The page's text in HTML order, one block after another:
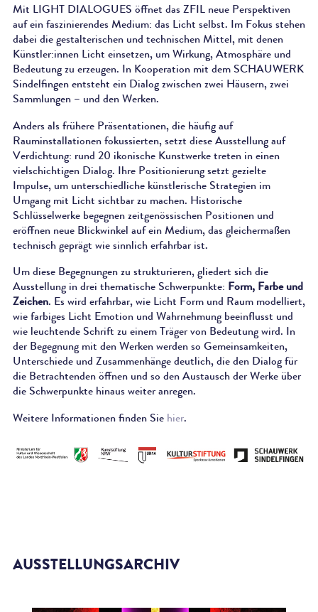
Mit LIGHT DIALOGUES öffnet das ZFIL neue Perspektiven
auf ein faszinierendes Medium: das Licht selbst. Im Fokus stehen
dabei die gestalterischen und technischen Mittel, mit denen
Künstler:innen Licht einsetzen, um Wirkung, Atmosphäre und
Bedeutung zu erzeugen. In Kooperation mit dem SCHAUWERK
Sindelfingen entsteht ein Dialog zwischen zwei Häusern, zwei
Sammlungen – und den Werken.
Anders als frühere Präsentationen, die häufig auf
Rauminstallationen fokussierten, setzt diese Ausstellung auf
Verdichtung: rund 20 ikonische Kunstwerke treten in einen
vielschichtigen Dialog. Ihre Positionierung setzt gezielte
Impulse, um unterschiedliche künstlerische Strategien im
Umgang mit Licht sichtbar zu machen. Historische
Schlüsselwerke begegnen zeitgenössischen Positionen und
eröffnen neue Blickwinkel auf ein Medium, das gleichermaßen
technisch geprägt wie sinnlich erfahrbar ist.
Um diese Begegnungen zu strukturieren, gliedert sich die
Ausstellung in drei thematische Schwerpunkte: Form, Farbe und
Zeichen. Es wird erfahrbar, wie Licht Form und Raum modelliert,
wie farbiges Licht Emotion und Wahrnehmung beeinflusst und
wie leuchtende Schrift zu einem Träger von Bedeutung wird. In
der Begegnung mit den Werken werden so Gemeinsamkeiten,
Unterschiede und Zusammenhänge deutlich, die den Dialog für
die Betrachtenden öffnen und so den Austausch der Werke über
die Schwerpunkte hinaus weiter anregen.
Weitere Informationen finden Sie hier.
AUSSTELLUNGSARCHIV